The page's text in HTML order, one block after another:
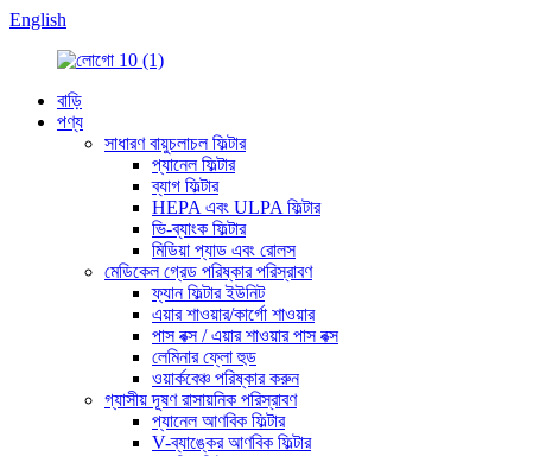
English
বাড়ি
পণ্য
সাধারণ বায়ুচলাচল ফিল্টার
প্যানেল ফিল্টার
ব্যাগ ফিল্টার
HEPA এবং ULPA ফিল্টার
ভি-ব্যাংক ফিল্টার
মিডিয়া প্যাড এবং রোলস
মেডিকেল গ্রেড পরিষ্কার পরিস্রাবণ
ফ্যান ফিল্টার ইউনিট
এয়ার শাওয়ার/কার্গো শাওয়ার
পাস বক্স / এয়ার শাওয়ার পাস বক্স
লেমিনার ফ্লো হুড
ওয়ার্কবেঞ্চ পরিষ্কার করুন
গ্যাসীয় দূষণ রাসায়নিক পরিস্রাবণ
প্যানেল আণবিক ফিল্টার
V-ব্যাঙ্কের আণবিক ফিল্টার